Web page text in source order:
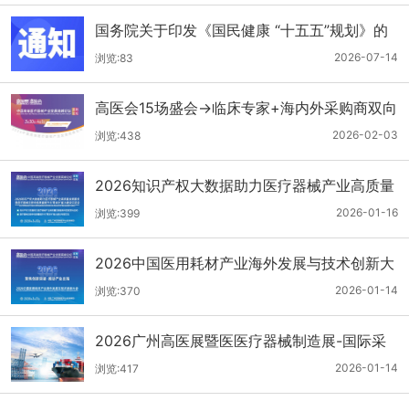
国务院关于印发《国民健康 “十五五”规划》的
通知
2026-07-14
浏览:83
高医会15场盛会→临床专家+海内外采购商双向
对接
2026-02-03
浏览:438
2026知识产权大数据助力医疗器械产业高质量
发展服务暨医疗器械注册申报质量提升与'零发
补'能力建设交流会
2026-01-16
浏览:399
2026中国医用耗材产业海外发展与技术创新大
会
2026-01-14
浏览:370
2026广州高医展暨医医疗器械制造展-国际采
购商名单第二批公布
2026-01-14
浏览:417